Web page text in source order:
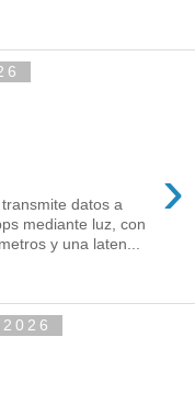
›
datos a
mediante luz, con
y una laten...